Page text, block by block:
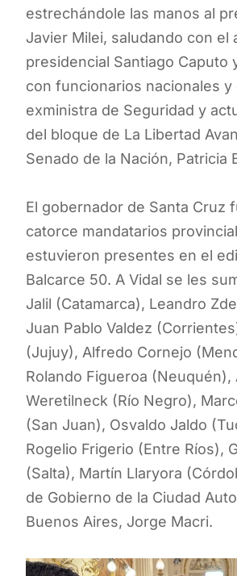
estrechándole las manos al
Javier Milei, saludando con el
presidencial Santiago Caputo
con funcionarios nacionales y
exministra de Seguridad y
del bloque de La Libertad
Senado de la Nación, Patricia
El gobernador de Santa Cruz
catorce mandatarios
estuvieron presentes en el
Balcarce 50. A Vidal se les
Jalil (Catamarca), Leandro
Juan Pablo Valdez
(Jujuy), Alfredo Cornejo
Rolando Figueroa (Neuquén),
Weretilneck (Río Negro),
(San Juan), Osvaldo Jaldo
Rogelio Frigerio (Entre Ríos),
(Salta), Martín Llaryora
de Gobierno de la Ciudad
Buenos Aires, Jorge Macri.